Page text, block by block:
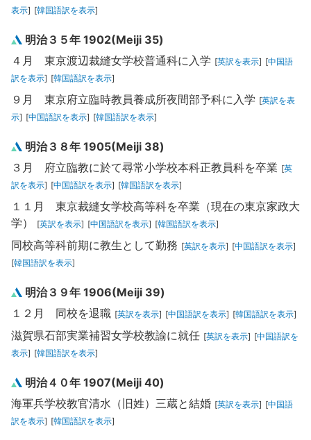
表示] [韓国語訳を表示]
明治３５年 1902(Meiji 35)
４月 東京渡辺裁縫女学校普通科に入学 [英訳を表示] [中国語
訳を表示] [韓国語訳を表示]
９月 東京府立臨時教員養成所夜間部予科に入学 [英訳を表
示] [中国語訳を表示] [韓国語訳を表示]
明治３８年 1905(Meiji 38)
３月 府立臨教に於て尋常小学校本科正教員科を卒業 [英
訳を表示] [中国語訳を表示] [韓国語訳を表示]
１１月 東京裁縫女学校高等科を卒業（現在の東京家政大
学）
[英訳を表示] [中国語訳を表示] [韓国語訳を表示]
同校高等科前期に教生として勤務 [英訳を表示] [中国語訳を表示]
[韓国語訳を表示]
明治３９年 1906(Meiji 39)
１２月 同校を退職 [英訳を表示] [中国語訳を表示] [韓国語訳を表示]
滋賀県石部実業補習女学校教諭に就任 [英訳を表示] [中国語訳を
表示] [韓国語訳を表示]
明治４０年 1907(Meiji 40)
海軍兵学校教官清水（旧姓）三蔵と結婚 [英訳を表示] [中国語
訳を表示] [韓国語訳を表示]